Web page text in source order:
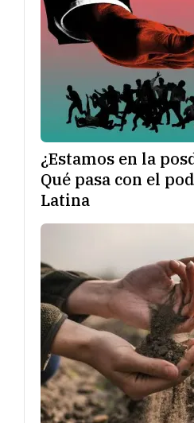
¿Estamos en la
Qué pasa con el
Latina